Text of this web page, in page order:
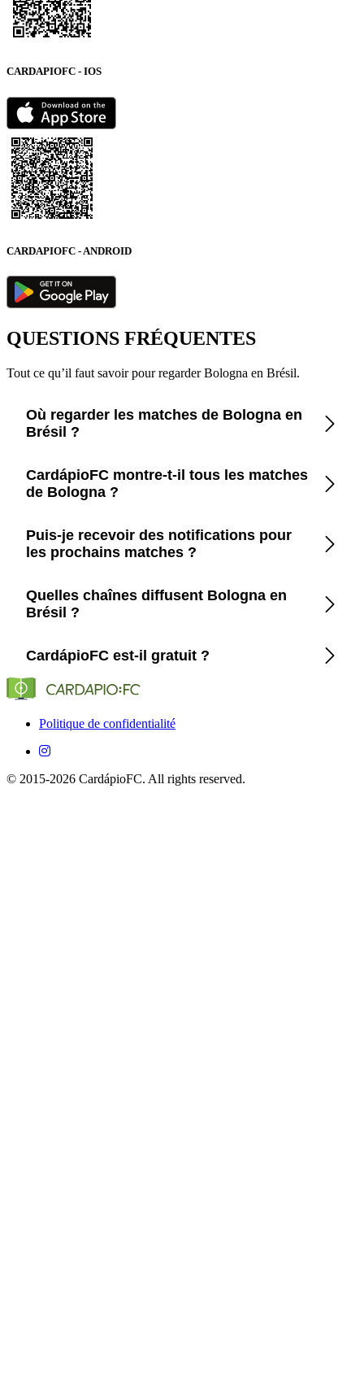
CARDAPIOFC - IOS
CARDAPIOFC - ANDROID
QUESTIONS FRÉQUENTES
Tout ce qu’il faut savoir pour regarder Bologna en Brésil.
Où regarder les matches de Bologna en
Brésil ?
Consultez l’app CardápioFC pour voir en temps réel les
diffuseurs officiels de Bologna en Brésil.
CardápioFC montre-t-il tous les matches
de Bologna ?
Oui, CardápioFC couvre chaque match diffusé sur des
chaînes officielles ou en streaming en Brésil.
Puis-je recevoir des notifications pour
les prochains matches ?
Oui, configurez les rappels dans l’app pour être averti avant
chaque match.
Quelles chaînes diffusent Bologna en
Brésil ?
CardápioFC liste précisément les chaînes et plateformes
Brésil.
CardápioFC est-il gratuit ?
Oui, totalement gratuit sur iOS et Android.
Politique de confidentialité
© 2015-2026 CardápioFC. All rights reserved.